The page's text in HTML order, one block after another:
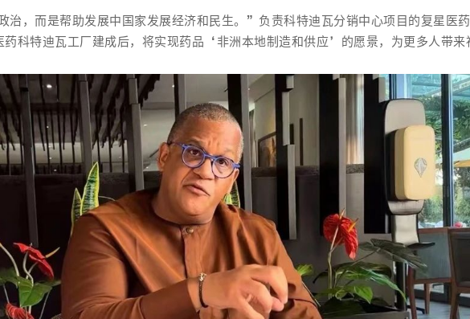
，而是帮助发展中国家发展经济和民生。”负责科特迪瓦分销中心项目的复星医
科特迪瓦工厂建成后，将实现药品‘非洲本地制造和供应’的愿景，为更多人带来